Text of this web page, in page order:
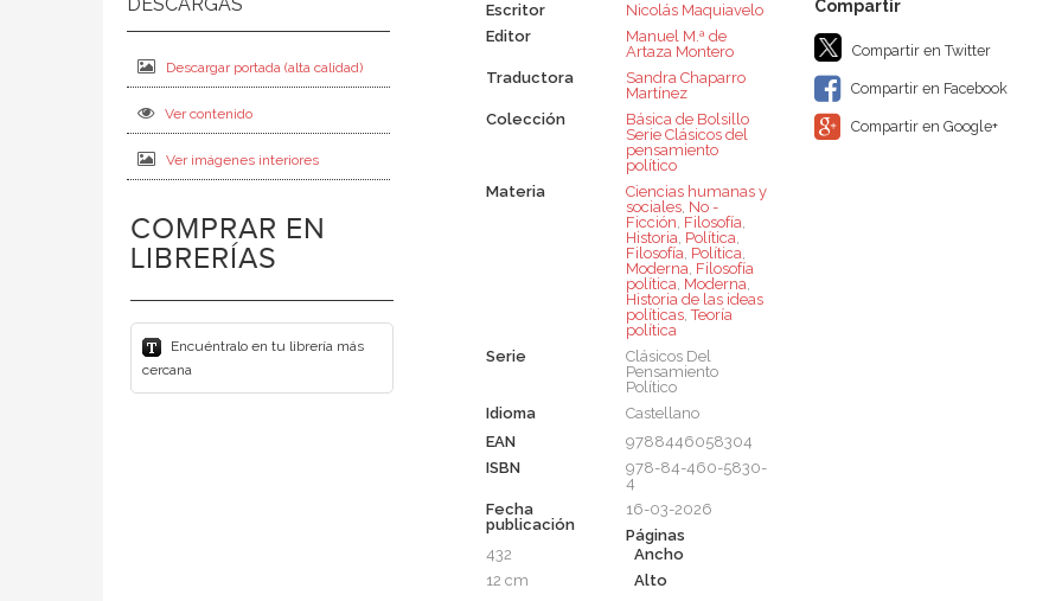
Descargar portada (alta calidad)
Ver contenido
Ver imágenes interiores
COMPRAR EN
LIBRERÍAS
Encuéntralo en tu librería más
cercana
Escritor
Nicolás Maquiavelo
Editor
Manuel M.ª de
Artaza Montero
Traductora
Sandra Chaparro
Martínez
Colección
Básica de Bolsillo 
Serie Clásicos del
pensamiento
político
Materia
Ciencias humanas y
sociales, No -
Ficción, Filosofía,
Historia, Política,
Filosofía, Política,
Moderna, Filosofía
política, Moderna,
Historia de las ideas
políticas,Teoría
política
Serie
Clásicos Del
Pensamiento
Político
Idioma
Castellano
EAN
9788446058304
ISBN
978-84-460-5830-
4
Fecha
publicación
16-03-2026
Páginas
432
Ancho
12 cm
Alto
Compartir en Twitter
Compartir en Facebook
Compartir en Google+